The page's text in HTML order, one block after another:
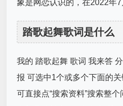
象是网恋认识的，在2022年7
踏歌起舞歌词是什么
我的 踏歌起舞 歌词 我来答
报 可选中1个或多个下面的
可直接点“搜索资料”搜索整个